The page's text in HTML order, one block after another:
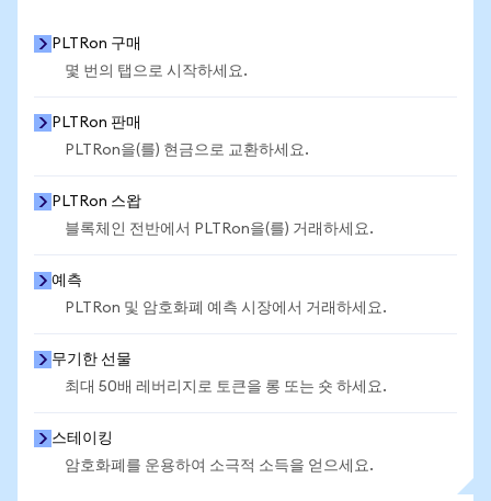
PLTRon 구매
몇 번의 탭으로 시작하세요.
PLTRon 판매
PLTRon을(를) 현금으로 교환하세요.
PLTRon 스왑
블록체인 전반에서 PLTRon을(를) 거래하세요.
예측
PLTRon 및 암호화폐 예측 시장에서 거래하세요.
무기한 선물
최대 50배 레버리지로 토큰을 롱 또는 숏 하세요.
스테이킹
암호화폐를 운용하여 소극적 소득을 얻으세요.